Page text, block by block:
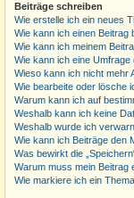
Beiträge schreiben
Wie erstelle ich ein neues
Wie kann ich einen Beitrag
Wie kann ich meinem
Wie kann ich eine Umfrage
Wieso kann ich nicht mehr
Wie bearbeite oder lösche
Warum kann ich auf
Weshalb kann ich keine
Weshalb wurde ich
Wie kann ich Beiträge den
Was bewirkt die
Warum muss mein Beitrag
Wie markiere ich ein